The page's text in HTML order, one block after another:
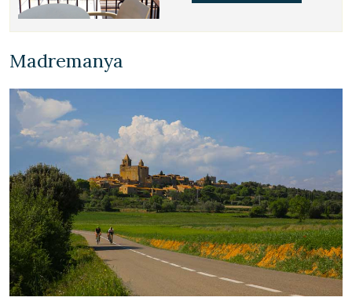
Madremanya